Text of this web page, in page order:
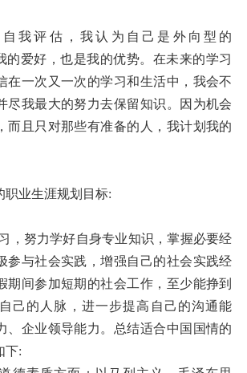
我评估，我认为自己是外向型的
的爱好，也是我的优势。在未来的学习
在一次又一次的学习和生活中，我会不
尽我最大的努力去保留知识。因为机会
而且只对那些有准备的人，我计划我的
职业生涯规划目标:
努力学好自身专业知识，掌握必要经
参与社会实践，增强自己的社会实践经
期间参加短期的社会工作，至少能挣到
己的人脉，进一步提高自己的沟通能
、企业领导能力。总结适合中国国情的
下: